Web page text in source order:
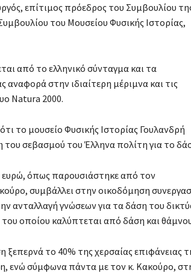
επίτιμος πρόεδρος του Συμβουλίου
του Μουσείου Φυσικής Ιστορίας,
από το ελληνικό σύνταγμα και τα
στην ιδιαίτερη μέριμνα και τις
Natura 2000.
το μουσείο Φυσικής Ιστορίας Γουλανδρή
του σεβασμού του Έλληνα πολίτη για το
όπως παρουσιάστηκε από τον
συμβάλλει στην οικοδόμηση
ανταλλαγή γνώσεων για τα δάση του
οποίου καλύπτεται από δάση και
το 40% της χερσαίας επιφάνειας
ενώ σύμφωνα πάντα με τον κ. Κακούρο,